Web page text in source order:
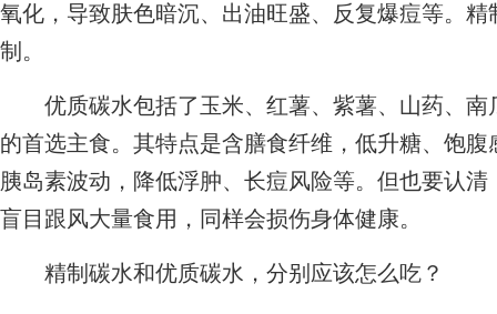
氧化，导致肤色暗沉、出油旺盛、反复爆痘等。
制。
优质碳水包括了玉米、红薯、紫薯、山药、南
的首选主食。其特点是含膳食纤维，低升糖、饱
胰岛素波动，降低浮肿、长痘风险等。但也要认
盲目跟风大量食用，同样会损伤身体健康。
精制碳水和优质碳水，分别应该怎么吃？